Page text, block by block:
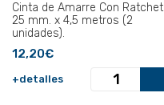
Cinta de Amarre Con Ratchet
25 mm. x 4,5 metros (2
unidades).
12,20€
+detalles